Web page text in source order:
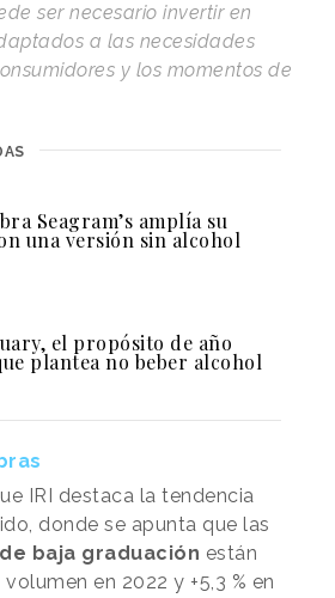
ser necesario invertir en
a las necesidades
y los momentos de
Seagram’s amplía su
una versión sin alcohol
el propósito de año
plantea no beber alcohol
IRI destaca la tendencia
donde se apunta que las
baja graduación están
en 2022 y +5,3 % en